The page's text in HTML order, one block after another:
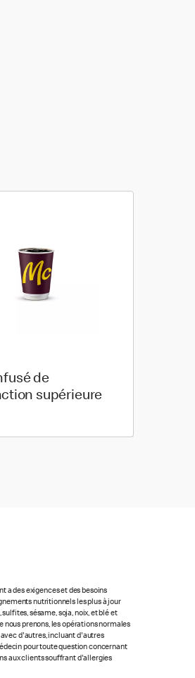
de
supérieure
a des exigences et des besoins
nutritionnels les plus à jour
sésame, soja, noix, et blé et
prenons, les opérations normales
d'autres, incluant d'autres
pour toute question concernant
aux clients souffrant d'allergies